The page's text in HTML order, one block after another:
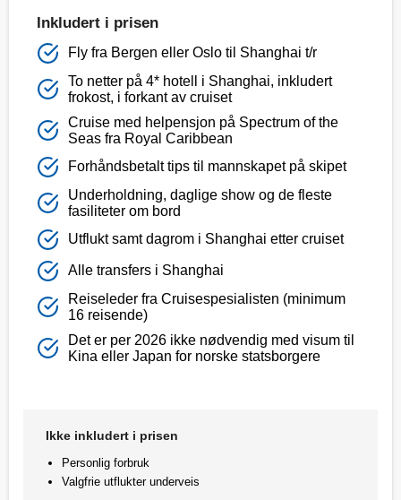
Inkludert i prisen
Fly fra Bergen eller Oslo til Shanghai t/r
To netter på 4* hotell i Shanghai, inkludert
frokost, i forkant av cruiset
Cruise med helpensjon på Spectrum of the
Seas fra Royal Caribbean
Forhåndsbetalt tips til mannskapet på skipet
Underholdning, daglige show og de fleste
fasiliteter om bord
Utflukt samt dagrom i Shanghai etter cruiset
Alle transfers i Shanghai
Reiseleder fra Cruisespesialisten (minimum
16 reisende)
Det er per 2026 ikke nødvendig med visum til
Kina eller Japan for norske statsborgere
Ikke inkludert i prisen
Personlig forbruk
Valgfrie utflukter underveis